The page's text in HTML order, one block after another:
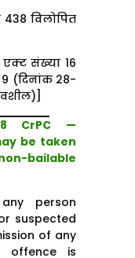
438 विलोपित
एक्ट संख्या 16
9 (दिनांक 28-
CrPC —
be taken
bailable
person
suspected
of any
offence is